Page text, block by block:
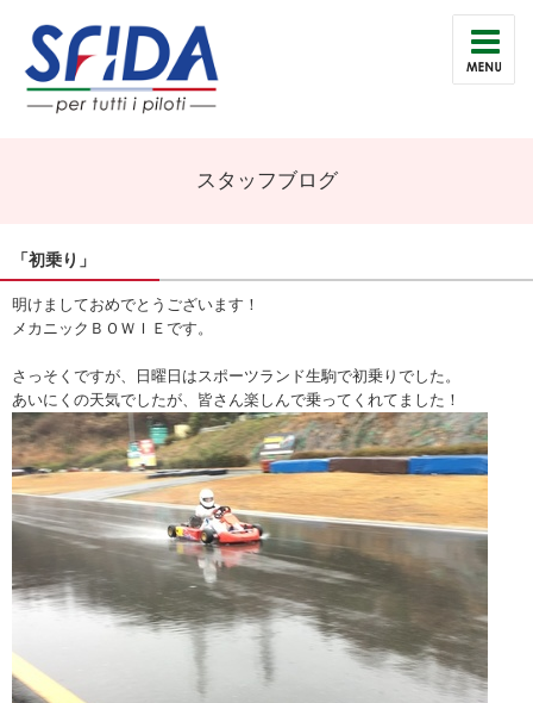
スタッフブログ
「初乗り」
明けましておめでとうございます！
メカニックＢＯＷＩＥです。
さっそくですが、日曜日はスポーツランド生駒で初乗りでした。
あいにくの天気でしたが、皆さん楽しんで乗ってくれてました！